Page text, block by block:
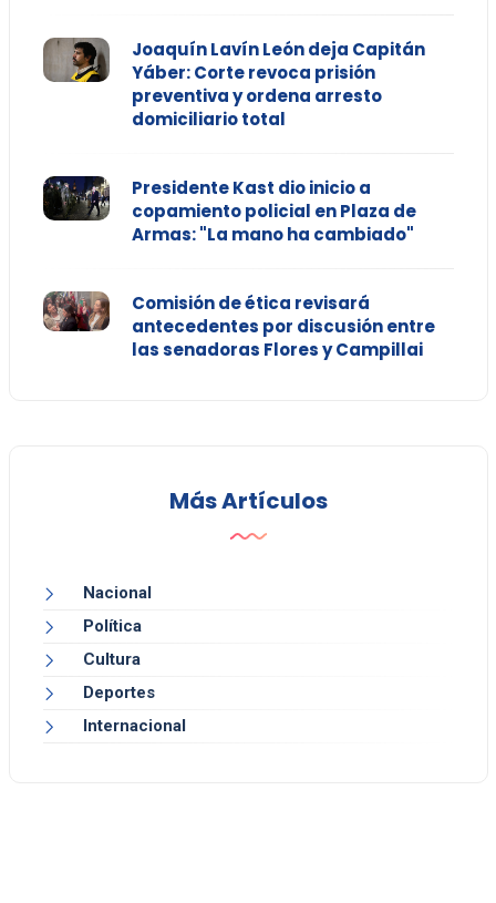
Joaquín Lavín León deja Capitán
Yáber: Corte revoca prisión
preventiva y ordena arresto
domiciliario total
Presidente Kast dio inicio a
copamiento policial en Plaza de
Armas: "La mano ha cambiado"
Comisión de ética revisará
antecedentes por discusión entre
las senadoras Flores y Campillai
Más Artículos
Nacional
Política
Cultura
Deportes
Internacional